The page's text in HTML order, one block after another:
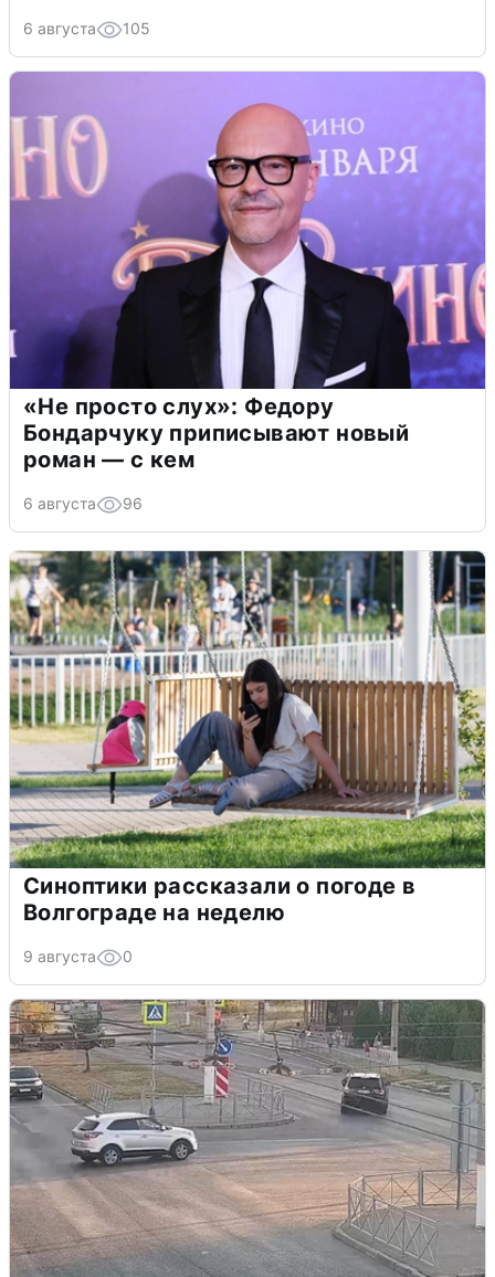
6 августа 105
«Не просто слух»: Федору
Бондарчуку приписывают новый
роман — с кем
6 августа 96
Синоптики рассказали о погоде в
Волгограде на неделю
9 августа 0